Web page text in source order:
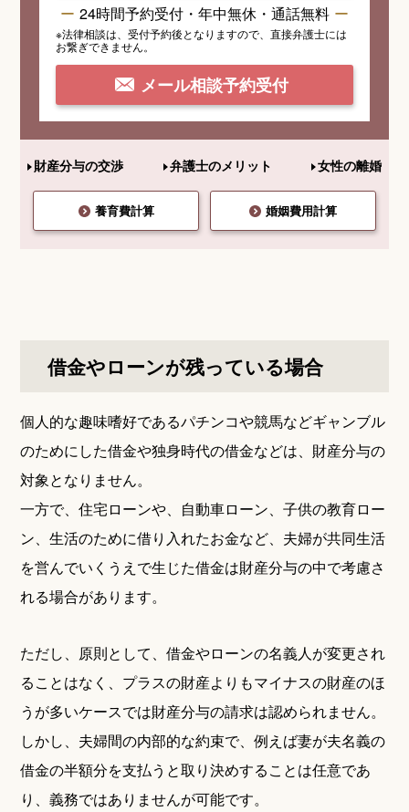
24時間予約受付・年中無休・通話無料
※法律相談は、受付予約後となりますので、 直接弁護士には
お繋ぎできません。
メール相談予約受付
財産分与の交渉 弁護士のメリット 女性の離婚
養育費計算 婚姻費用計算
借金やローンが残っている場合
個人的な趣味嗜好であるパチンコや競馬などギャンブル
のためにした借金や独身時代の借金などは、財産分与の
対象となりません。
一方で、住宅ローンや、自動車ローン、子供の教育ロー
ン、生活のために借り入れたお金など、夫婦が共同生活
を営んでいくうえで生じた借金は財産分与の中で考慮さ
れる場合があります。
ただし、原則として、借金やローンの名義人が変更され
ることはなく、プラスの財産よりもマイナスの財産のほ
うが多いケースでは財産分与の請求は認められません。
しかし、夫婦間の内部的な約束で、例えば妻が夫名義の
借金の半額分を支払うと取り決めすることは任意であ
り、義務ではありませんが可能です。